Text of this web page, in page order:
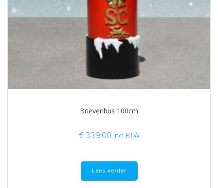
Brievenbus 100cm
€ 339.00 incl BTW
Lees verder